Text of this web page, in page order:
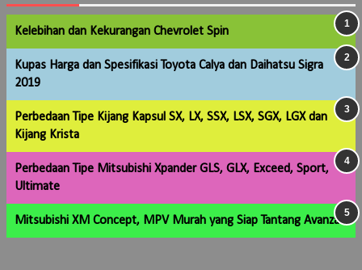
Kelebihan dan Kekurangan Chevrolet Spin
Kupas Harga dan Spesifikasi Toyota Calya dan Daihatsu Sigra
2019
Perbedaan Tipe Kijang Kapsul SX, LX, SSX, LSX, SGX, LGX dan
Kijang Krista
Perbedaan Tipe Mitsubishi Xpander GLS, GLX, Exceed, Sport,
Ultimate
Mitsubishi XM Concept, MPV Murah yang Siap Tantang Avanza